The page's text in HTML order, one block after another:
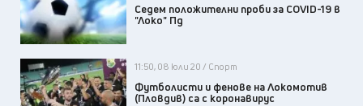
Седем положителни проби за COVID-19 в
"Локо" Пд
11:50, 08 юли 20 / Спорт
Футболисти и фенове на Локомотив
(Пловдив) са с коронавирус